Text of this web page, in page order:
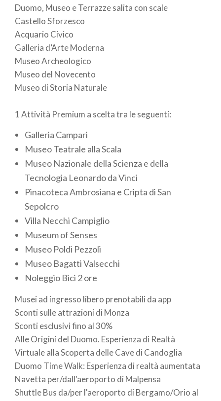
Duomo, Museo e Terrazze salita con scale
Castello Sforzesco
Acquario Civico
Galleria d’Arte Moderna
Museo Archeologico
Museo del Novecento
Museo di Storia Naturale
1 Attività Premium a scelta tra le seguenti:
Galleria Campari
Museo Teatrale alla Scala
Museo Nazionale della Scienza e della
Tecnologia Leonardo da Vinci
Pinacoteca Ambrosiana e Cripta di San
Sepolcro
Villa Necchi Campiglio
Museum of Senses
Museo Poldi Pezzoli
Museo Bagatti Valsecchi
Noleggio Bici 2 ore
Musei ad ingresso libero prenotabili da app
Sconti sulle attrazioni di Monza
Sconti esclusivi fino al 30%
Alle Origini del Duomo. Esperienza di Realtà
Virtuale alla Scoperta delle Cave di Candoglia
Duomo Time Walk: Esperienza di realtà aumentata
Navetta per/dall'aeroporto di Malpensa
Shuttle Bus da/per l'aeroporto di Bergamo/Orio al